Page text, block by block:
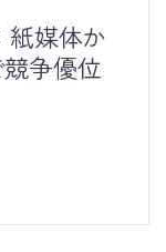
紙媒体か
争優位